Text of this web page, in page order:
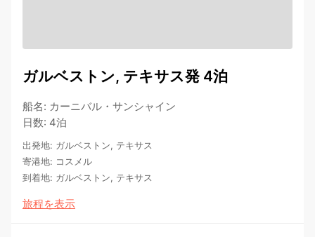
ガルベストン, テキサス発 4泊
船名: カーニバル・サンシャイン
日数: 4泊
出発地: ガルベストン, テキサス
寄港地: コスメル
到着地: ガルベストン, テキサス
旅程を表示